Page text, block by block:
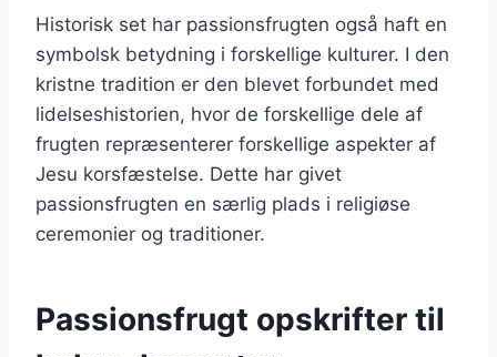
Historisk set har passionsfrugten også haft en
symbolsk betydning i forskellige kulturer. I den
kristne tradition er den blevet forbundet med
lidelseshistorien, hvor de forskellige dele af
frugten repræsenterer forskellige aspekter af
Jesu korsfæstelse. Dette har givet
passionsfrugten en særlig plads i religiøse
ceremonier og traditioner.
Passionsfrugt opskrifter til